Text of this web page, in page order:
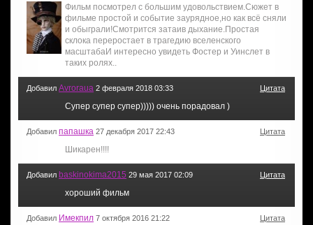
Фильм посмотрел с большим удовольствием.Сюжет в
фильме простой и событие заурядное,но как всё сняли
и обыграли!Смотрится затаив дыхание.Простая
склока переростает в трагедию вселенского
масштабаИ интересно увидеть Фостер и Уинслет в
таких ролях..
Добавил Avroraua 2 февраля 2018 03:33 Цитата
Супер супер супер))))) очень порадовал )
Добавил папашка 27 декабря 2017 22:43 Цитата
Шикарен!!!!
Добавил baskinokima2015 29 мая 2017 02:09 Цитата
хороший фильм
Добавил Имекпил 7 октября 2016 21:22 Цитата